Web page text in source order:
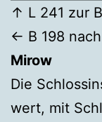
↑ L 241 zur
← B 198
Mirow
Die
wert, mit